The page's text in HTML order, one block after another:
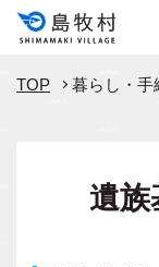
TOP 暮らし・手
遺族